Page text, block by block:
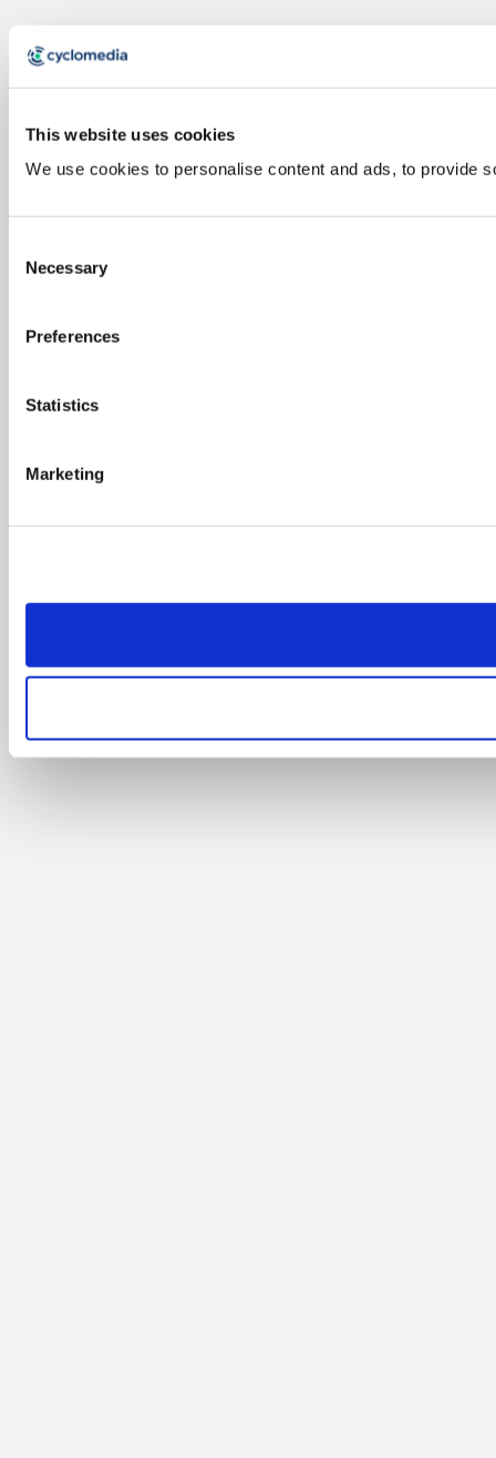
This website uses cookies
We use cookies to personalise content and ads, to provide
Selection
Necessary
Preferences
Statistics
Marketing